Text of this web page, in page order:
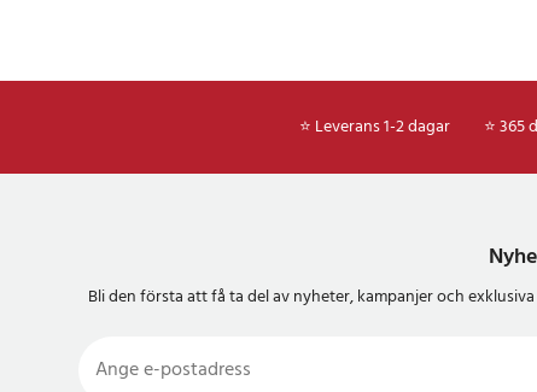
⭐ Leverans 1-2 dagar ⭐ 365
Bli den första att få ta del av nyheter, kampanjer och